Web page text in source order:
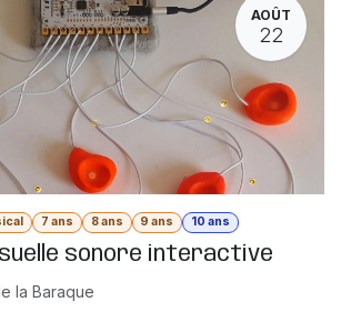
AOÛT
22
7 ans 8 ans 9 ans 10 ans
sonore interactive
la Baraque